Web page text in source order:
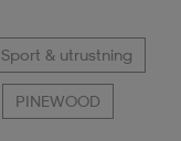
Sport & utrustning
PINEWOOD